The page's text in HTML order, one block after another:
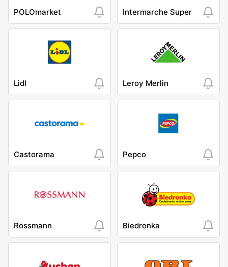
POLOmarket Intermarche Super
Lidl Leroy Merlin
Castorama Pepco
Rossmann Biedronka